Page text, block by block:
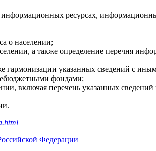
ресурсах,
о населении;
а также определение перечня
гармонизации указанных сведений с
фондами;
включая перечень указанных
Федерации